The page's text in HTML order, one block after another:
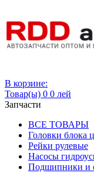
В корзине:
Товар(ы) 0 0 лей
Запчасти
ВСЕ ТОВАРЫ
Головки блока
Рейки рулевые
Насосы
Подшипники и